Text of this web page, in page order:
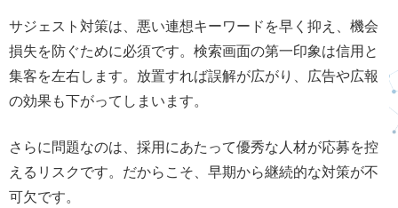
サジェスト対策は、悪い連想キーワードを早く抑え、機会
損失を防ぐために必須です。検索画面の第一印象は信用と
集客を左右します。放置すれば誤解が広がり、広告や広報
の効果も下がってしまいます。
さらに問題なのは、採用にあたって優秀な人材が応募を控
えるリスクです。だからこそ、早期から継続的な対策が不
可欠です。